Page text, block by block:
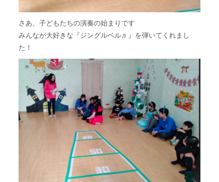
さあ、子どもたちの演奏の始まりです
みんなが大好きな『ジングルベル♬』を弾いてくれまし
た！